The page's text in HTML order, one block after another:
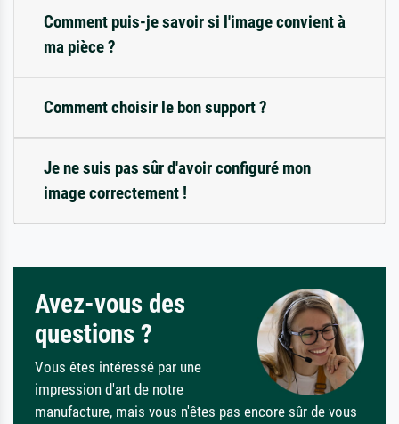
Comment puis-je savoir si l'image convient à
ma pièce ?
Comment choisir le bon support ?
Je ne suis pas sûr d'avoir configuré mon
image correctement !
Avez-vous des
questions ?
Vous êtes intéressé par une
impression d'art de notre
manufacture, mais vous n'êtes pas encore sûr de vous